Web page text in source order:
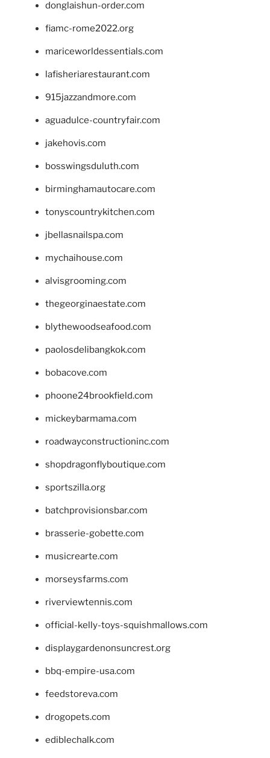
donglaishun-order.com
fiamc-rome2022.org
mariceworldessentials.com
lafisheriarestaurant.com
915jazzandmore.com
aguadulce-countryfair.com
jakehovis.com
bosswingsduluth.com
birminghamautocare.com
tonyscountrykitchen.com
jbellasnailspa.com
mychaihouse.com
alvisgrooming.com
thegeorginaestate.com
blythewoodseafood.com
paolosdelibangkok.com
bobacove.com
phoone24brookfield.com
mickeybarmama.com
roadwayconstructioninc.com
shopdragonflyboutique.com
sportszilla.org
batchprovisionsbar.com
brasserie-gobette.com
musicrearte.com
morseysfarms.com
riverviewtennis.com
official-kelly-toys-squishmallows.com
displaygardenonsuncrest.org
bbq-empire-usa.com
feedstoreva.com
drogopets.com
ediblechalk.com